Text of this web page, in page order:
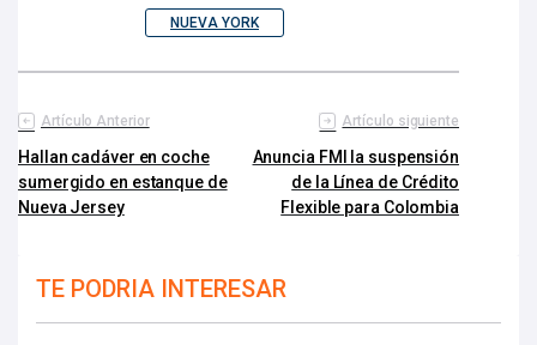
NUEVA YORK
Artículo Anterior
Hallan cadáver en coche
sumergido en estanque de
Nueva Jersey
Artículo siguiente
Anuncia FMI la suspensión
de la Línea de Crédito
Flexible para Colombia
TE PODRIA INTERESAR